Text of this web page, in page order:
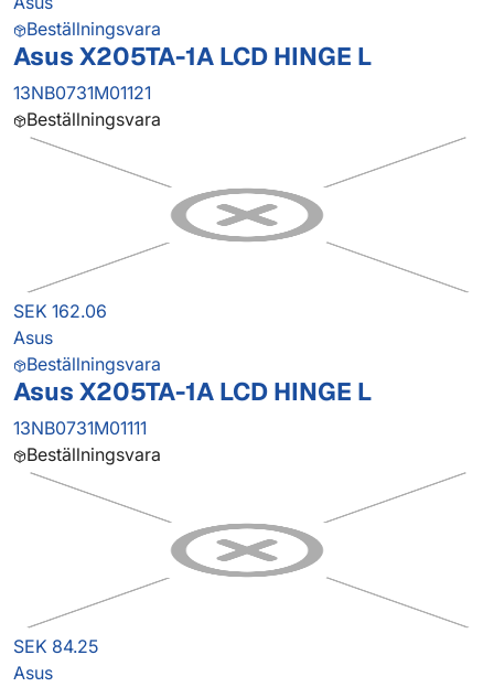
Beställningsvara
Asus X205TA-1A LCD HINGE L
13NB0731M01121
Beställningsvara
SEK 162.06
Asus
Beställningsvara
Asus X205TA-1A LCD HINGE L
13NB0731M01111
Beställningsvara
SEK 84.25
Asus